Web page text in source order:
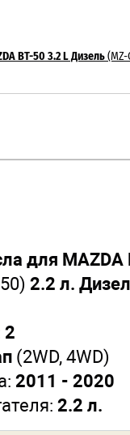
BT-50 3.2 L Дизель(MZ-
для MAZDA
2.2 л.
2
(2WD, 4WD)
2011 - 2020
2.2 л.